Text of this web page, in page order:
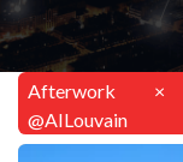
Afterwork
@AILouvain
×